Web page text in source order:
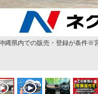
県内での販売・登録が条件※